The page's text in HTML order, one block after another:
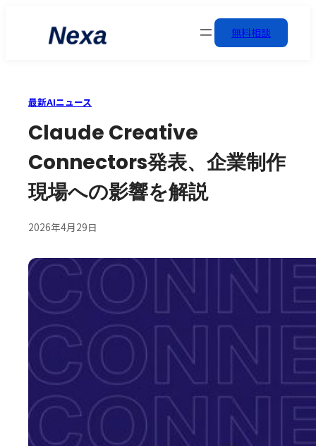
無料相談
最新AIニュース
Claude Creative
Connectors発表、企業制作
現場への影響を解説
2026年4月29日